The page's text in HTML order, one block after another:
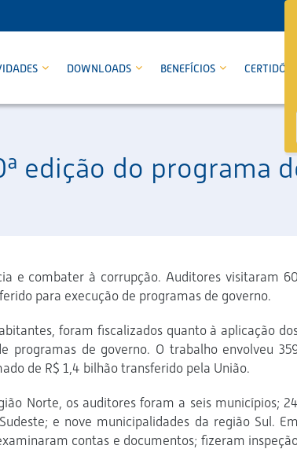
DOWNLOADS BENEFÍCIOS CERTIDÕES
edição do programa
e combater à corrupção. Auditores visitaram 60
para execução de programas de governo.
foram fiscalizados quanto à aplicação
programas de governo. O trabalho envolveu
de R$ 1,4 bilhão transferido pela União.
Norte, os auditores foram a seis municípios; 24
e nove municipalidades da região Sul. Em
contas e documentos; fizeram